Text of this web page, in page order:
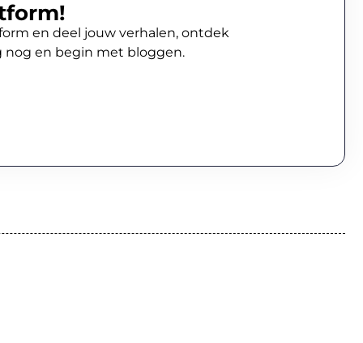
en deel jouw verhalen, ontdek
nog en begin met bloggen.